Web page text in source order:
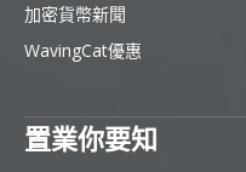
加密貨幣新聞
WavingCat優惠
置業你要知